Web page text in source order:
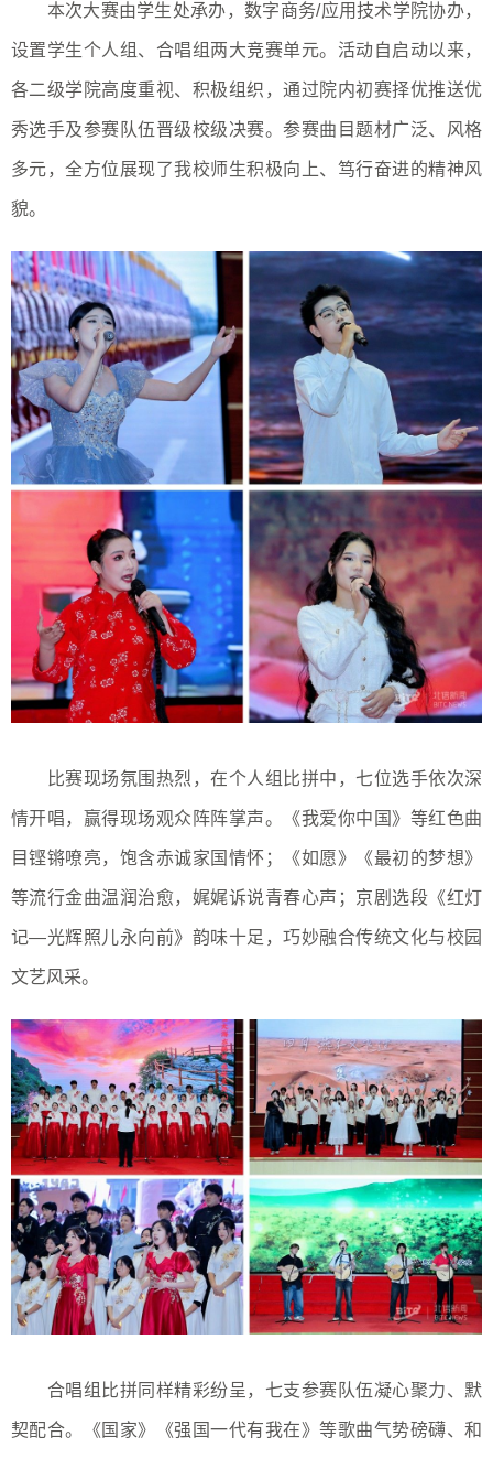
本次大赛由学生处承办，数字商务/应用技术学院协办，
设置学生个人组、合唱组两大竞赛单元。活动自启动以来，
各二级学院高度重视、积极组织，通过院内初赛择优推送优
秀选手及参赛队伍晋级校级决赛。参赛曲目题材广泛、风格
多元，全方位展现了我校师生积极向上、笃行奋进的精神风
貌。
比赛现场氛围热烈，在个人组比拼中，七位选手依次深
情开唱，赢得现场观众阵阵掌声。《我爱你中国》等红色曲
目铿锵嘹亮，饱含赤诚家国情怀；《如愿》《最初的梦想》
等流行金曲温润治愈，娓娓诉说青春心声；京剧选段《红灯
记—光辉照儿永向前》韵味十足，巧妙融合传统文化与校园
文艺风采。
合唱组比拼同样精彩纷呈，七支参赛队伍凝心聚力、默
契配合。《国家》《强国一代有我在》等歌曲气势磅礴、和